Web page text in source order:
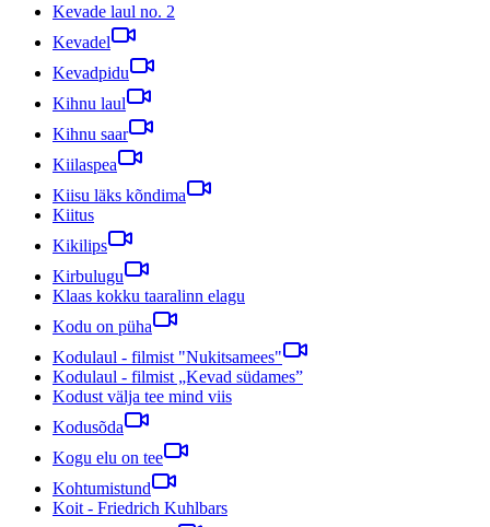
Kevade laul no. 2
Kevadel
Kevadpidu
Kihnu laul
Kihnu saar
Kiilaspea
Kiisu läks kõndima
Kiitus
Kikilips
Kirbulugu
Klaas kokku taaralinn elagu
Kodu on püha
Kodulaul - filmist "Nukitsamees"
Kodulaul - filmist „Kevad südames”
Kodust välja tee mind viis
Kodusõda
Kogu elu on tee
Kohtumistund
Koit - Friedrich Kuhlbars